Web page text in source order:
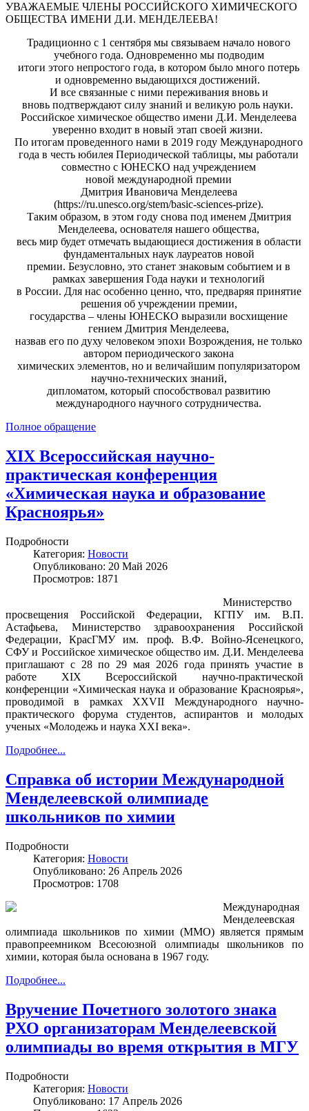
УВАЖАЕМЫЕ ЧЛЕНЫ РОССИЙСКОГО ХИМИЧЕСКОГО
ОБЩЕСТВА ИМЕНИ Д.И. МЕНДЕЛЕЕВА!
Традиционно с 1 сентября мы связываем начало нового
учебного года. Одновременно мы подводим
итоги этого непростого года, в котором было много потерь
и одновременно выдающихся достижений.
И все связанные с ними переживания вновь и
вновь подтверждают силу знаний и великую роль науки.
Российское химическое общество имени Д.И. Менделеева
уверенно входит в новый этап своей жизни.
По итогам проведенного нами в 2019 году Международного
года в честь юбилея Периодической таблицы, мы работали
совместно с ЮНЕСКО над учреждением
новой международной премии
Дмитрия Ивановича Менделеева
(https://ru.unesco.org/stem/basic-sciences-prize).
Таким образом, в этом году снова под именем Дмитрия
Менделеева, основателя нашего общества,
весь мир будет отмечать выдающиеся достижения в области
фундаментальных наук лауреатов новой
премии. Безусловно, это станет знаковым событием и в
рамках завершения Года науки и технологий
в России. Для нас особенно ценно, что, предваряя принятие
решения об учреждении премии,
государства – члены ЮНЕСКО выразили восхищение
гением Дмитрия Менделеева,
назвав его по духу человеком эпохи Возрождения, не только
автором периодического закона
химических элементов, но и величайшим популяризатором
научно-технических знаний,
дипломатом, который способствовал развитию
международного научного сотрудничества.
Полное обращение
XIX Всероссийская научно-
практическая конференция
«Химическая наука и образование
Красноярья»
Подробности
Категория: Новости
Опубликовано: 20 Май 2026
Просмотров: 1871
Министерство
просвещения Российской Федерации, КГПУ им. В.П.
Астафьева, Министерство здравоохранения Российской
Федерации, КрасГМУ им. проф. В.Ф. Войно-Ясенецкого,
СФУ и Российское химическое общество им. Д.И. Менделеева
приглашают с 28 по 29 мая 2026 года принять участие в
работе XIX Всероссийской научно-практической
конференции «Химическая наука и образование Красноярья»,
проводимой в рамках XXVII Международного научно-
практического форума студентов, аспирантов и молодых
ученых «Молодежь и наука XXI века».
Подробнее...
Справка об истории Международной
Менделеевской олимпиаде
школьников по химии
Подробности
Категория: Новости
Опубликовано: 26 Апрель 2026
Просмотров: 1708
Международная
Менделеевская
олимпиада школьников по химии (ММО) является прямым
правопреемником Всесоюзной олимпиады школьников по
химии, которая была основана в 1967 году.
Подробнее...
Вручение Почетного золотого знака
РХО организаторам Менделеевской
олимпиады во время открытия в МГУ
Подробности
Категория: Новости
Опубликовано: 17 Апрель 2026